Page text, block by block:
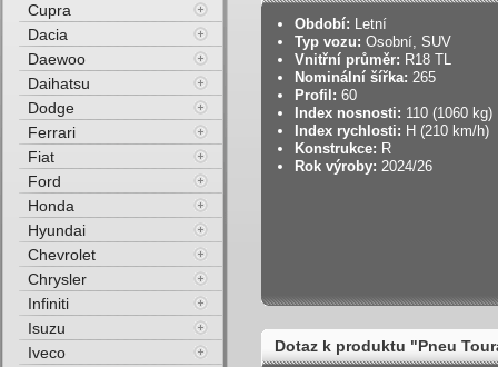
Období: Letní
Typ vozu: Osobní, SUV
Vnitřní průměr: R18 TL
Nominální šířka: 265
Profil: 60
Index nosnosti: 110 (1060 kg)
Index rychlosti: H (210 km/h)
Konstrukce: R
Rok výroby: 2024/26
Dotaz k produktu "Pneu
Cupra
Dacia
Daewoo
Daihatsu
Dodge
Ferrari
Fiat
Ford
Honda
Hyundai
Chevrolet
Chrysler
Infiniti
Isuzu
Iveco